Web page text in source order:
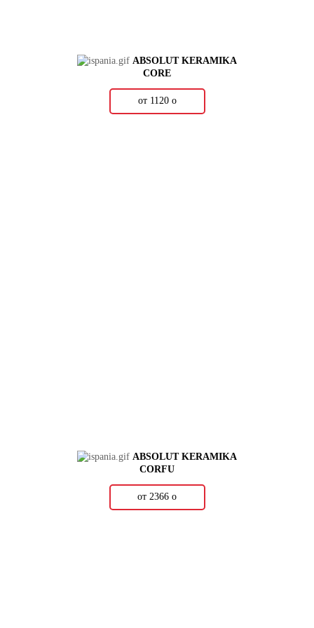
ABSOLUT KERAMIKA
CORE
от 1120 о
ABSOLUT KERAMIKA
CORFU
от 2366 о